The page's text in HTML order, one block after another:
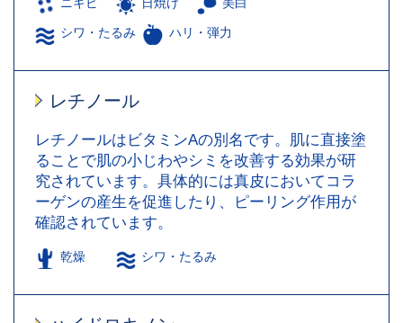
シワ・たるみ ハリ・弾力
レチノール
レチノールはビタミンAの別名です。肌に直接塗
ることで肌の小じわやシミを改善する効果が研
究されています。具体的には真皮においてコラ
ーゲンの産生を促進したり、ピーリング作用が
確認されています。
乾燥 シワ・たるみ